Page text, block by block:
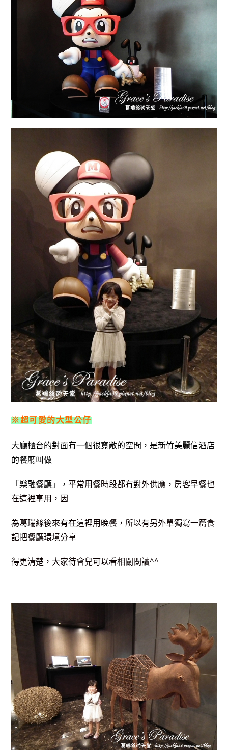
※超可愛的大型公仔
大廳櫃台的對面有一個很寬敞的空間，是新竹美麗信酒店
的餐廳叫做
「樂融餐廳」，平常用餐時段都有對外供應，房客早餐也
在這裡享用，因
為葛瑞絲後來有在這裡用晚餐，所以有另外單獨寫一篇食
記把餐廳環境分享
得更清楚，大家待會兒可以看相關閱讀^^